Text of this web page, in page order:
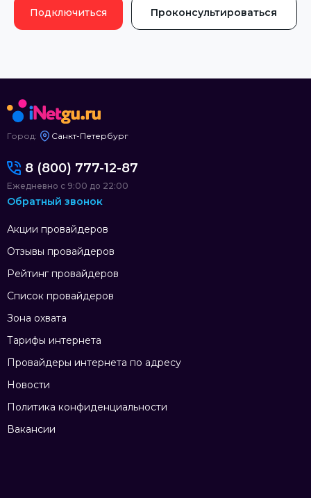
Подключиться Проконсультироваться
Город: Санкт-Петербург
Акции провайдеров
Отзывы провайдеров
Рейтинг провайдеров
Список провайдеров
Зона охвата
Тарифы интернета
Провайдеры интернета по адресу
Новости
Политика конфиденциальности
Вакансии
8 (800) 777-12-87
Ежедневно с 9:00 до 22:00
Обратный звонок